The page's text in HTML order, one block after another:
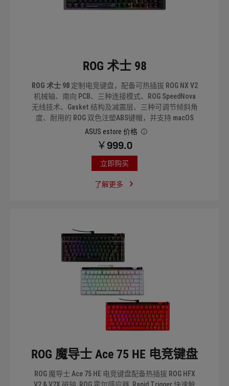
ROG 术士 98
ROG 术士 98 定制电竞键盘，配备可热插拔 ROG NX V2
机械轴、南向 PCB、三种连接模式、ROG SpeedNova
无线技术、Gasket 结构及减震层、三种可调节倾斜角
度、耐用的 ROG 双色注塑ABS键帽，并支持 macOS
ASUS estore 价格
￥999.0
立即购买
了解更多
ROG 魔导士 Ace 75 HE 电竞键盘
ROG 魔导士 Ace 75 HE 电竞键盘配备热插拔 ROG HFX